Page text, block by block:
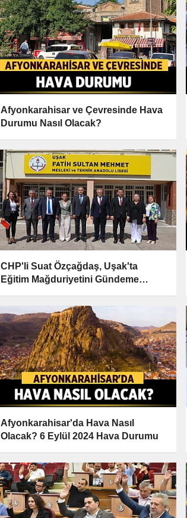
Afyonkarahisar ve Çevresinde Hava
Durumu Nasıl Olacak?
CHP'li Suat Özçağdaş, Uşak'ta
Eğitim Mağduriyetini Gündeme
Afyonkarahisar'da Hava Nasıl
Olacak? 6 Eylül 2024 Hava Durumu